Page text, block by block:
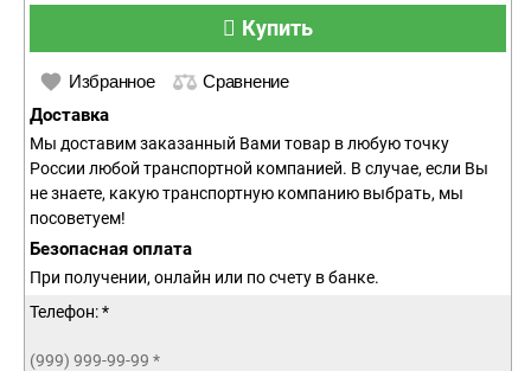
Купить
Избранное Сравнение
Доставка
Мы доставим заказанный Вами товар в любую точку
России любой транспортной компанией. В случае, если Вы
не знаете, какую транспортную компанию выбрать, мы
посоветуем!
Безопасная оплата
При получении, онлайн или по счету в банке.
Телефон: *
(999) 999-99-99 *